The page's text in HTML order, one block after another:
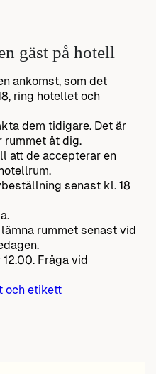
gäst på hotell
ankomst, som det
ring hotellet och
dem tidigare. Det är
rummet åt dig.
att de accepterar en
senast kl. 18
rummet senast vid
Fråga vid
och etikett